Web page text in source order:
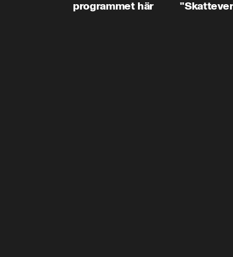
programmet här